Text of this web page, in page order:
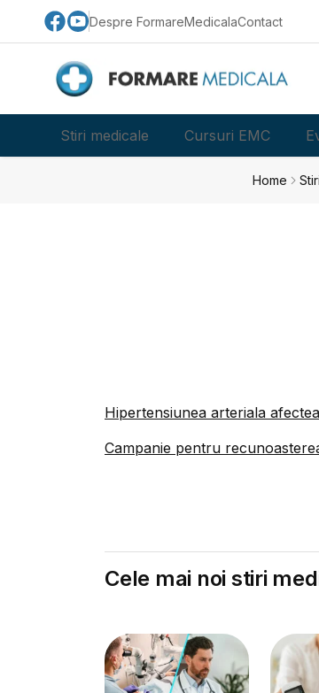
Despre FormareMedicalaContact
Stiri medicale Cursuri EMC
Home
Hipertensiunea arteriala
Campanie pentru
Cele mai noi stiri